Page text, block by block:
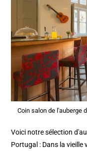
Coin salon de l'auberge
Voici notre sélection
Portugal : Dans la vieille